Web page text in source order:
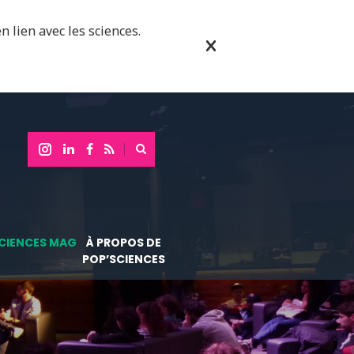
lien avec les sciences.
MAG
À PROPOS DE
POP’SCIENCES